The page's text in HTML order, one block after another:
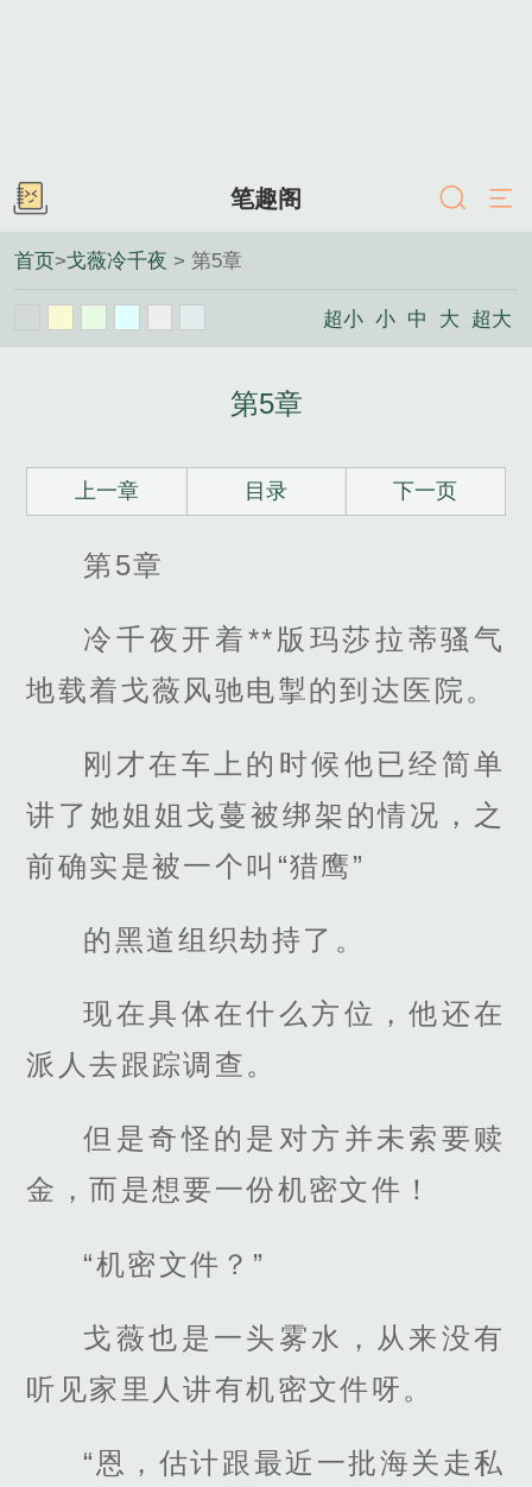
笔趣阁
首页>戈薇冷千夜 > 第5章
超小 小 中 大 超大
第5章
上一章 目录 下一页
第5章
冷千夜开着**版玛莎拉蒂骚气
地载着戈薇风驰电掣的到达医院。
刚才在车上的时候他已经简单
讲了她姐姐戈蔓被绑架的情况，之
前确实是被一个叫“猎鹰”
的黑道组织劫持了。
现在具体在什么方位，他还在
派人去跟踪调查。
但是奇怪的是对方并未索要赎
金，而是想要一份机密文件！
“机密文件？”
戈薇也是一头雾水，从来没有
听见家里人讲有机密文件呀。
“恩，估计跟最近一批海关走私